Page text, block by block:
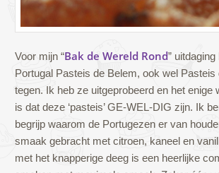
Voor mijn “Bak de Wereld Rond”
Portugal Pasteis de Belem, ook wel Pasteis
tegen. Ik heb ze uitgeprobeerd en het enige
is dat deze ‘pasteis’ GE-WEL-DIG zijn. Ik
begrijp waarom de Portugezen er van
smaak gebracht met citroen, kaneel en
met het knapperige deeg is een heerlijke